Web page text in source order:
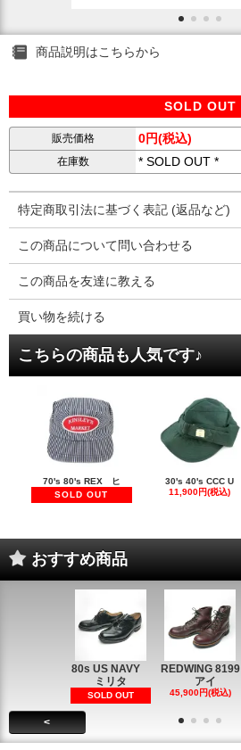
商品説明はこちらから
SOLD OUT
販売価格 0円(税込)
在庫数 * SOLD OUT *
特定商取引法に基づく表記 (返品など)
この商品について問い合わせる
この商品を友達に教える
買い物を続ける
こちらの商品も人気です♪
70's 80's REX ヒ
SOLD OUT
30's 40's CCC U
11,900円(税込)
おすすめ商品
80s US NAVY
ミリタ
SOLD OUT
REDWING 8199
アイ
45,900円(税込)
<